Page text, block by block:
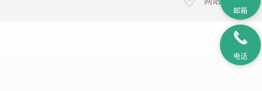
邮箱
电话